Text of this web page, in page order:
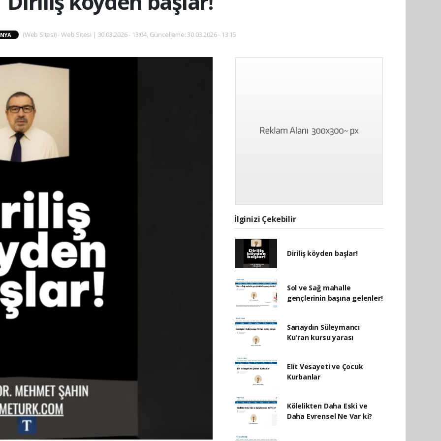
(Web Sitesi) - Web Sitesi | 30.03.2026 - 13:04, Güncelleme: 30.03.2026 - 13:15
İlginizi Çekebilir
Diriliş köyden başlar!
Sol ve Sağ mahalle
gençlerinin başına gelenler!
Sarıaydın Süleymancı
Ku'ran kursu yarası
Elit Vesayeti ve Çocuk
Kurbanlar
Kölelikten Daha Eski ve
Daha Evrensel Ne Var ki?